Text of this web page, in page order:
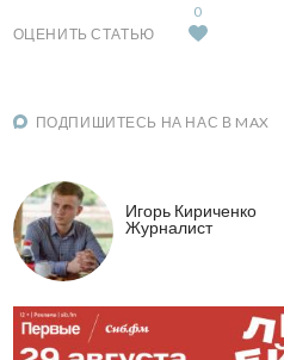
ОЦЕНИТЬ СТАТЬЮ
0
ПОДПИШИТЕСЬ НА НАС В MAX
Игорь Кириченко
Журналист